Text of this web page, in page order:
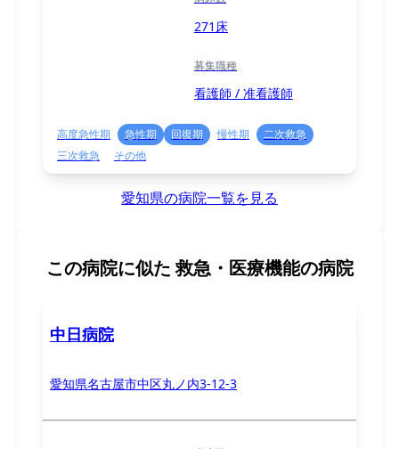
271床
募集職種
看護師 / 准看護師
高度急性期 急性期 回復期 慢性期
二次救急
三次救急
その他
愛知県の病院一覧を見る
この病院に似た 救急・医療機能の病院
中日病院
愛知県名古屋市中区丸ノ内3-12-3